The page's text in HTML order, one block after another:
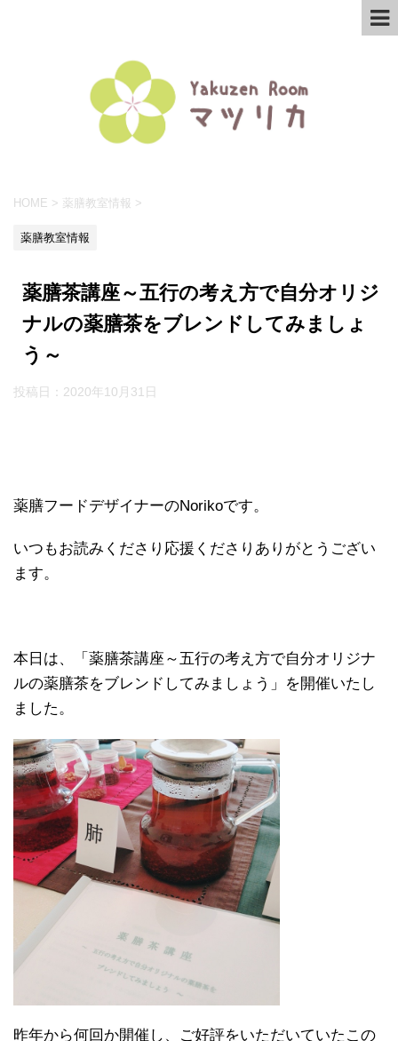
HOME > 薬膳教室情報 >
薬膳教室情報
薬膳茶講座～五行の考え方で自分オリジ
ナルの薬膳茶をブレンドしてみましょ
う～
投稿日： 2020年10月31日
薬膳フードデザイナーのNorikoです。
いつもお読みくださり応援くださりありがとうござい
ます。
本日は、「薬膳茶講座～五行の考え方で自分オリジナ
ルの薬膳茶をブレンドしてみましょう」を開催いたし
ました。
昨年から何回か開催し、ご好評をいただいていたこの